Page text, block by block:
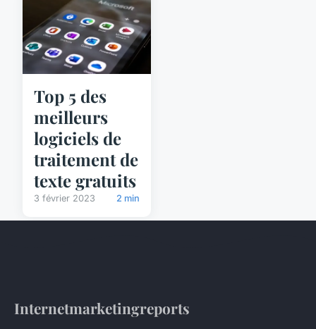
Top 5 des
meilleurs
logiciels de
traitement de
texte gratuits
3 février 2023 2 min
Internetmarketingreports